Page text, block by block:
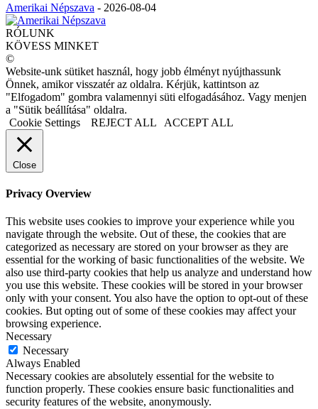
Amerikai Népszava - 2026-08-04
RÓLUNK
KÖVESS MINKET
©
Website-unk sütiket használ, hogy jobb élményt nyújthassunk
Önnek, amikor visszatér az oldalra. Kérjük, kattintson az
"Elfogadom" gombra valamennyi süti elfogadásához. Vagy menjen
a "Sütik beállítása" oldalra.
Cookie Settings
REJECT ALL ACCEPT ALL
Close
Privacy Overview
This website uses cookies to improve your experience while you
navigate through the website. Out of these, the cookies that are
categorized as necessary are stored on your browser as they are
essential for the working of basic functionalities of the website. We
also use third-party cookies that help us analyze and understand how
you use this website. These cookies will be stored in your browser
only with your consent. You also have the option to opt-out of these
cookies. But opting out of some of these cookies may affect your
browsing experience.
Necessary
Necessary
Always Enabled
Necessary cookies are absolutely essential for the website to
function properly. These cookies ensure basic functionalities and
security features of the website, anonymously.